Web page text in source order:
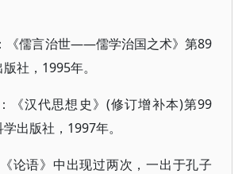
《儒言治世——儒学治国之术》第89
社，1995年。
《汉代思想史》(修订增补本)第99
出版社，1997年。
论语》中出现过两次，一出于孔子